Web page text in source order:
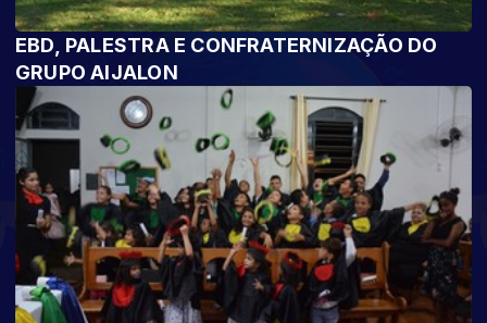
EBD, PALESTRA E CONFRATERNIZAÇÃO DO
GRUPO AIJALON